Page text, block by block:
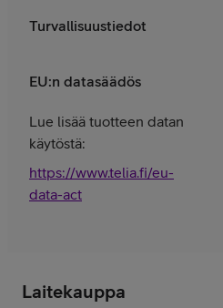
Turvallisuustiedot
EU:n datasäädös
Lue lisää tuotteen datan
käytöstä:
https://www.telia.fi/eu-
data-act
Laitekauppa